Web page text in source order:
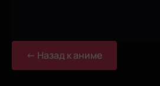
← Назад к аниме